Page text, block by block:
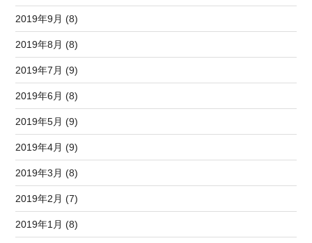
2019年9月 (8)
2019年8月 (8)
2019年7月 (9)
2019年6月 (8)
2019年5月 (9)
2019年4月 (9)
2019年3月 (8)
2019年2月 (7)
2019年1月 (8)